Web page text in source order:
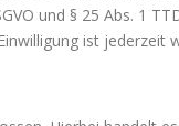
und § 25 Abs. 1
ist jederzeit